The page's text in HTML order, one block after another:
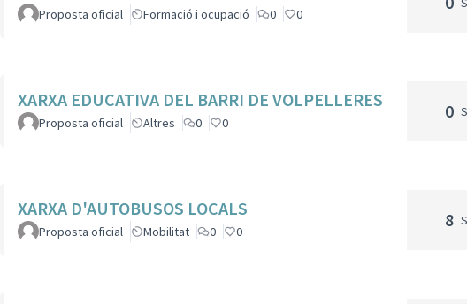
Proposta oficial Formació i ocupació 0 0
XARXA EDUCATIVA DEL BARRI DE VOLPELLERES
Proposta oficial Altres 0 0
0
XARXA D'AUTOBUSOS LOCALS
Proposta oficial Mobilitat 0 0
8